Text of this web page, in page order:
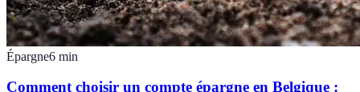
Épargne6 min
Comment choisir un compte épargne en Belgique :